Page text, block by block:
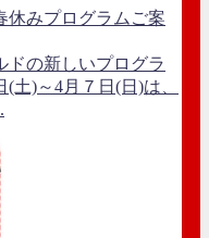
休みプログラムご案
ドの新しいプログラ
土)～4月７日(日)は、